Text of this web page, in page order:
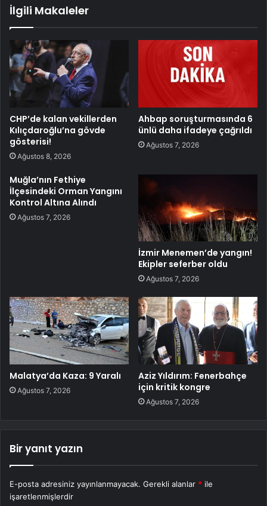
İlgili Makaleler
CHP’de kalan vekillerden
Kılıçdaroğlu’na gövde
gösterisi!
Ağustos 8, 2026
Ahbap soruşturmasında 6
ünlü daha ifadeye çağrıldı
Ağustos 7, 2026
Muğla’nın Fethiye
İlçesindeki Orman Yangını
Kontrol Altına Alındı
Ağustos 7, 2026
İzmir Menemen’de yangın!
Ekipler seferber oldu
Ağustos 7, 2026
Malatya’da Kaza: 9 Yaralı
Ağustos 7, 2026
Aziz Yıldırım: Fenerbahçe
için kritik kongre
Ağustos 7, 2026
Bir yanıt yazın
E-posta adresiniz yayınlanmayacak. Gerekli alanlar * ile
işaretlenmişlerdir